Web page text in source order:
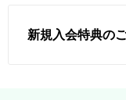
新規入会特典の